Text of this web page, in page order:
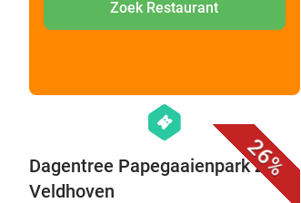
Zoek Restaurant
26%
favorite_border
hexagon
events
Dagentree Papegaaienpark Zoo
Veldhoven